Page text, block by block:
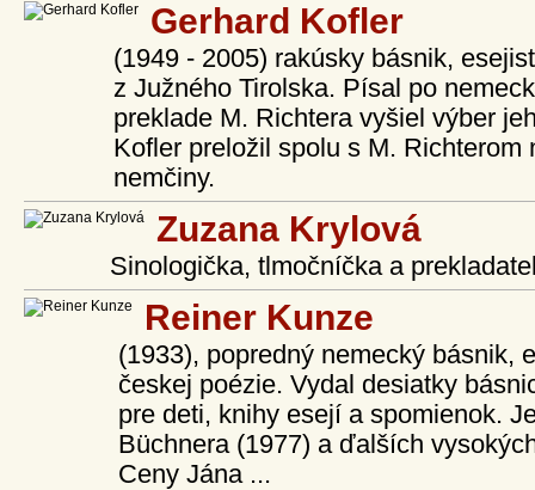
Gerhard Kofler
(1949 - 2005) rakúsky básnik,
z Južného Tirolska. Písal po
preklade M. Richtera vyšiel výber
Kofler preložil spolu s M. Richterom
nemčiny.
Zuzana Krylová
Sinologička, tlmočníčka a
Reiner Kunze
(1933), popredný nemecký básnik,
českej poézie. Vydal desiatky
pre deti, knihy esejí a spomienok.
Büchnera (1977) a ďalších
Ceny Jána ...